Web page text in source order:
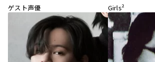
ゲスト声優 Girls²